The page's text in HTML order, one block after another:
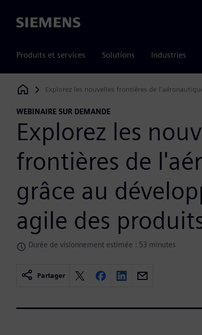
Siemens
Produits et services Solutions Industries
Siemens Digital Industries Software
Explorez les nouvelles frontières de
WEBINAIRE SUR DEMANDE
Explorez les
frontières de
grâce au
agile des
Durée de visionnement estimée : 53 minutes
Partager